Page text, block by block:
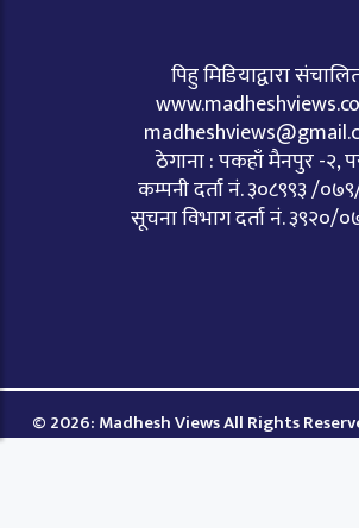
पिहु मिडियाद्वारा
ठेगाना : पकहाँ मैनपुर -२,
कम्पनी दर्ता नं. ३०८९९३ /
सूचना विभाग दर्ता नं. ३९२०/
© 2026: Madhesh Views All Rights